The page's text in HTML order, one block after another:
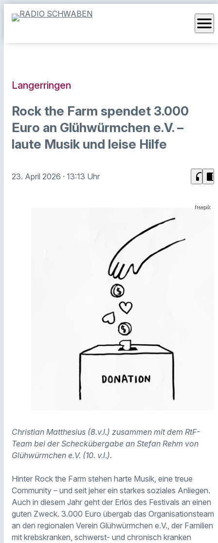
menu
Langerringen
Rock the Farm spendet 3.000
Euro an Glühwürmchen e.V. –
laute Musik und leise Hilfe
23. April 2026 · 13:13 Uhr headphones chrome_reader_mode
freepik
Christian Matthesius (8.v.l.) zusammen mit dem RtF-
Team bei der Scheckübergabe an Stefan Rehm von
Glühwürmchen e.V. (10. v.l.).
Hinter Rock the Farm stehen harte Musik, eine treue
Community – und seit jeher ein starkes soziales Anliegen.
Auch in diesem Jahr geht der Erlös des Festivals an einen
guten Zweck. 3.000 Euro übergab das Organisationsteam
an den regionalen Verein Glühwürmchen e.V., der Familien
mit krebskranken, schwerst- und chronisch kranken